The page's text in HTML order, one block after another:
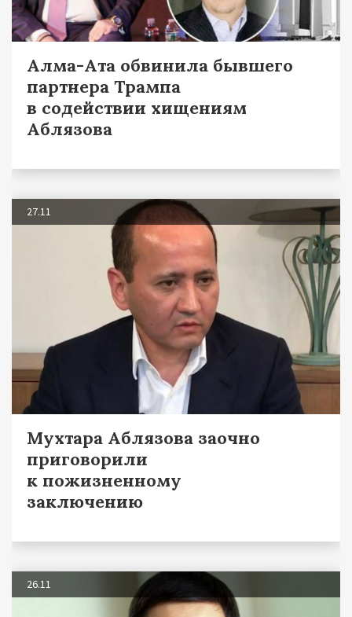
Алма-Ата обвинила бывшего
партнера Трампа
в содействии хищениям
Аблязова
27.11
Мухтара Аблязова заочно
приговорили
к пожизненному
заключению
26.11